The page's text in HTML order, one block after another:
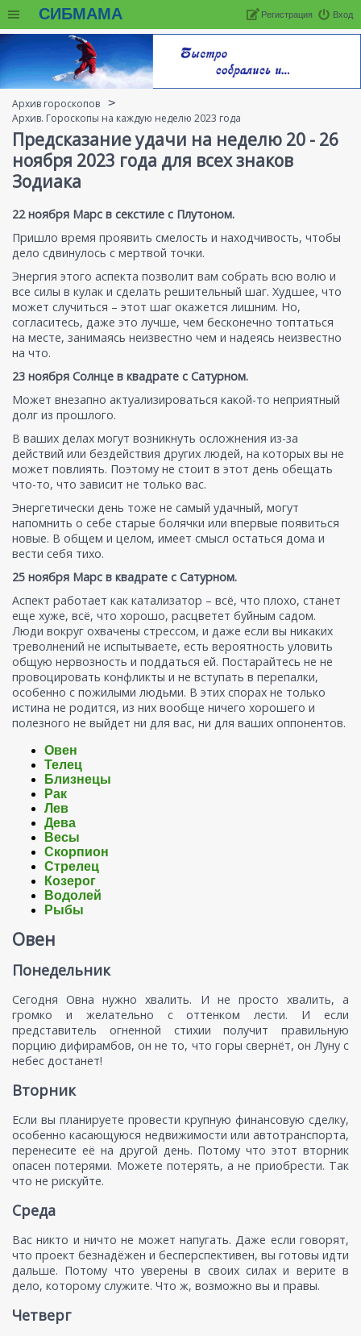
СИБМАМА Вход
Регистрация
Архив гороскопов
Архив. Гороскопы на каждую неделю 2023 года
Предсказание удачи на неделю 20 - 26
ноября 2023 года для всех знаков
Зодиака
22 ноября Марс в секстиле с Плутоном.
Пришло время проявить смелость и находчивость, чтобы
дело сдвинулось с мертвой точки.
Энергия этого аспекта позволит вам собрать всю волю и
все силы в кулак и сделать решительный шаг. Худшее, что
может случиться – этот шаг окажется лишним. Но,
согласитесь, даже это лучше, чем бесконечно топтаться
на месте, занимаясь неизвестно чем и надеясь неизвестно
на что.
23 ноября Солнце в квадрате с Сатурном.
Может внезапно актуализироваться какой-то неприятный
долг из прошлого.
В ваших делах могут возникнуть осложнения из-за
действий или бездействия других людей, на которых вы не
может повлиять. Поэтому не стоит в этот день обещать
что-то, что зависит не только вас.
Энергетически день тоже не самый удачный, могут
напомнить о себе старые болячки или впервые появиться
новые. В общем и целом, имеет смысл остаться дома и
вести себя тихо.
25 ноября Марс в квадрате с Сатурном.
Аспект работает как катализатор – всё, что плохо, станет
еще хуже, всё, что хорошо, расцветет буйным садом.
Люди вокруг охвачены стрессом, и даже если вы никаких
треволнений не испытываете, есть вероятность уловить
общую нервозность и поддаться ей. Постарайтесь не не
провоцировать конфликты и не вступать в перепалки,
особенно с пожилыми людьми. В этих спорах не только
истина не родится, из них вообще ничего хорошего и
полезного не выйдет ни для вас, ни для ваших оппонентов.
Овен
Телец
Близнецы
Рак
Лев
Дева
Весы
Скорпион
Стрелец
Козерог
Водолей
Рыбы
Овен
Понедельник
Сегодня Овна нужно хвалить. И не просто хвалить, а
громко и желательно с оттенком лести. И если
представитель огненной стихии получит правильную
порцию дифирамбов, он не то, что горы свернёт, он Луну с
небес достанет!
Вторник
Если вы планируете провести крупную финансовую сделку,
особенно касающуюся недвижимости или автотранспорта,
перенесите её на другой день. Потому что этот вторник
опасен потерями. Можете потерять, а не приобрести. Так
что не рискуйте.
Среда
Вас никто и ничто не может напугать. Даже если говорят,
что проект безнадёжен и бесперспективен, вы готовы идти
дальше. Потому что уверены в своих силах и верите в
дело, которому служите. Что ж, возможно вы и правы.
Четверг